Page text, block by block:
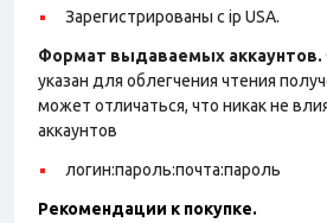
Зарегистрированы с ip USA.
Формат выдаваемых аккаунтов.
указан для облегчения чтения
может отличаться, что никак не
аккаунтов
логин:пароль:почта:пароль
Рекомендации к покупке.